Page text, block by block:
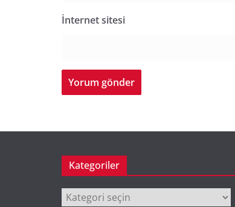
İnternet sitesi
Kategoriler
Kategoriler